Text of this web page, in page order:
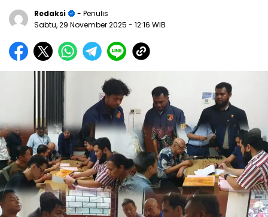
Redaksi
- Penulis
Sabtu, 29 November 2025 - 12:16 WIB